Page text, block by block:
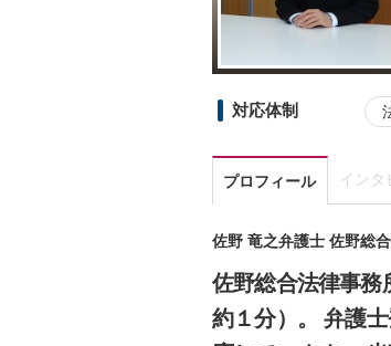
対応体制
プロフィール インタ
佐野 竜之弁護士 佐野総
佐野総合法律事務
約１分）。 弁護